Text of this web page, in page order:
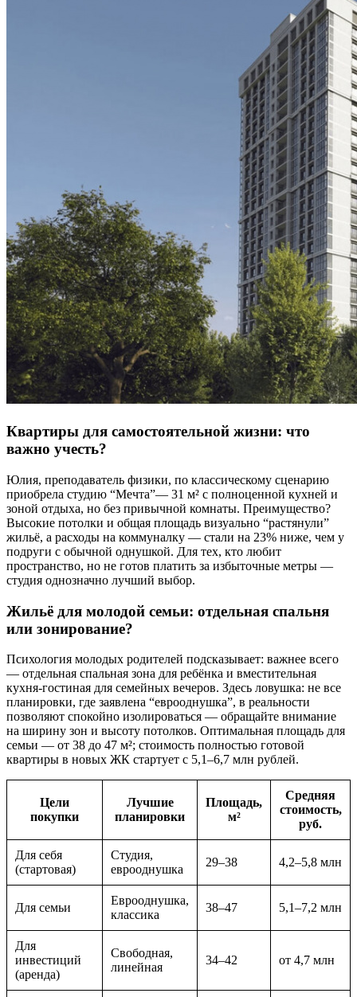
Квартиры для самостоятельной жизни: что
важно учесть?
Юлия, преподаватель физики, по классическому сценарию
приобрела студию “Мечта”— 31 м² с полноценной кухней и
зоной отдыха, но без привычной комнаты. Преимущество?
Высокие потолки и общая площадь визуально “растянули”
жильё, а расходы на коммуналку — стали на 23% ниже, чем у
подруги с обычной однушкой. Для тех, кто любит
пространство, но не готов платить за избыточные метры —
студия однозначно лучший выбор.
Жильё для молодой семьи: отдельная спальня
или зонирование?
Психология молодых родителей подсказывает: важнее всего
— отдельная спальная зона для ребёнка и вместительная
кухня-гостиная для семейных вечеров. Здесь ловушка: не все
планировки, где заявлена “еврооднушка”, в реальности
позволяют спокойно изолироваться — обращайте внимание
на ширину зон и высоту потолков. Оптимальная площадь для
семьи — от 38 до 47 м²; стоимость полностью готовой
квартиры в новых ЖК стартует с 5,1–6,7 млн рублей.
Цели
покупки
Лучшие
планировки
Площадь,
м²
Средняя
стоимость,
руб.
Для себя
(стартовая)
Студия,
еврооднушка
29–38 4,2–5,8 млн
Для семьи
Еврооднушка,
классика
38–47 5,1–7,2 млн
Для
инвестиций
(аренда)
Свободная,
линейная
34–42 от 4,7 млн